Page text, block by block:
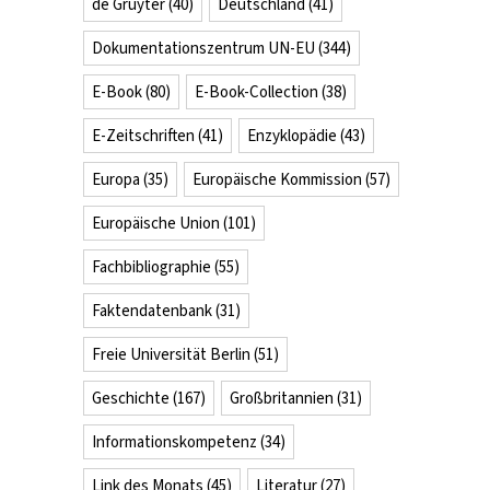
Dokumentationszentrum UN-EU (344)
E-Book(80) E-Book-Collection (38)
E-Zeitschriften (41) Enzyklopädie (43)
Europa (35) Europäische Kommission (57)
Europäische Union (101)
Fachbibliographie (55)
Faktendatenbank(31)
Freie Universität Berlin (51)
Geschichte (167) Großbritannien (31)
Informationskompetenz (34)